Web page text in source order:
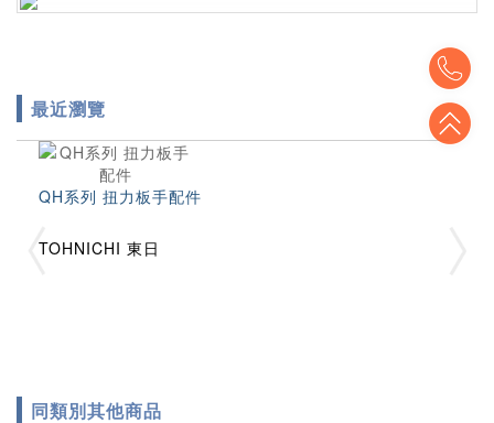
最近瀏覽
QH系列 扭力板手配件
TOHNICHI 東日
同類別其他商品